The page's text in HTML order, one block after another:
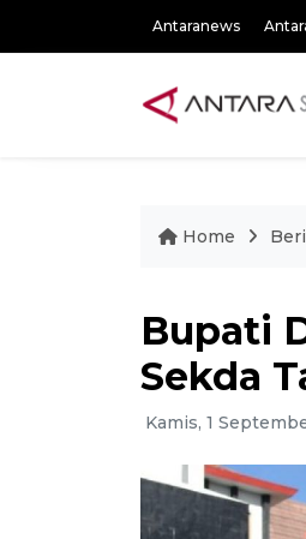
Antaranews
Home
Bupati
Sekda
Kamis, 1